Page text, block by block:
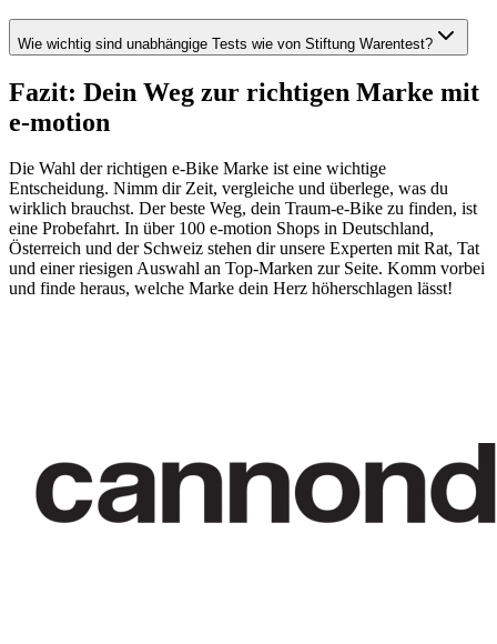
Wie wichtig sind unabhängige Tests wie von Stiftung Warentest?
Fazit: Dein Weg zur richtigen Marke mit
e-motion
Die Wahl der richtigen e-Bike Marke ist eine wichtige
Entscheidung. Nimm dir Zeit, vergleiche und überlege, was du
wirklich brauchst. Der beste Weg, dein Traum-e-Bike zu finden, ist
eine Probefahrt. In über 100 e-motion Shops in Deutschland,
Österreich und der Schweiz stehen dir unsere Experten mit Rat, Tat
und einer riesigen Auswahl an Top-Marken zur Seite. Komm vorbei
und finde heraus, welche Marke dein Herz höherschlagen lässt!